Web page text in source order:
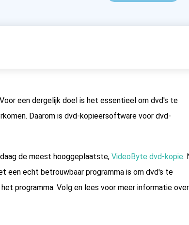
een dergelijk doel is het essentieel om dvd's te
Daarom is dvd-kopieersoftware voor dvd-
de meest hooggeplaatste, VideoByte dvd-kopie.
een echt betrouwbaar programma is om dvd's te
programma. Volg en lees voor meer informatie over